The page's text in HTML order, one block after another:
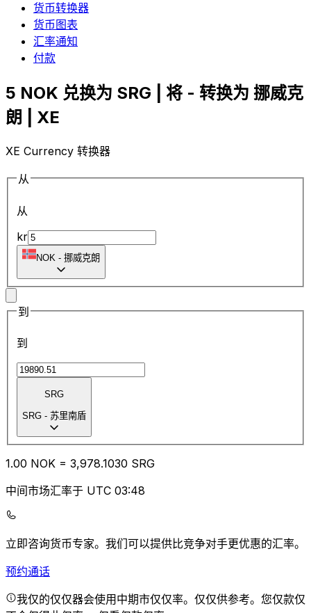
货币转换器
货币图表
汇率通知
付款
5 NOK 兑换为 SRG | 将 - 转换为 挪威克
朗 | XE
XE Currency 转换器
从
从
kr
NOK - 挪威克朗
到
到
SRG
SRG - 苏里南盾
1.00 NOK = 3,978.1030 SRG
中间市场汇率于 UTC 03:48
立即咨询货币专家。 我们可以提供比竞争对手更优惠的汇率。
预约通话
我仅的仅仅器会使用中期市仅仅率。仅仅供参考。您仅款仅